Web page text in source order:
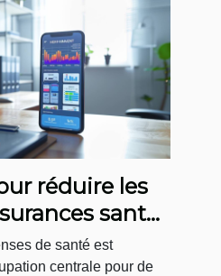
réduire les
santé
en
de santé est
centrale pour de